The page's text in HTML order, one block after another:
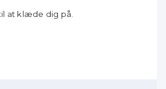
at klæde dig på.